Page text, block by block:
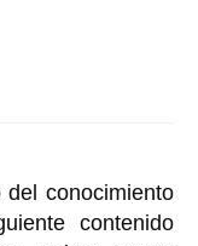
del conocimiento
contenido